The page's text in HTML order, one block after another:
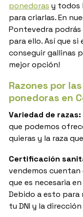
ponedoras y todos
para criarlas. En
Pontevedra
para ello. Así que
conseguir gallinas
mejor opción!
Razones por
ponedoras en
Variedad de razas:
que podemos
quieras y la raza
Certificación
vendemos
que es necesaria
Debido a esto para
tu DNI y la